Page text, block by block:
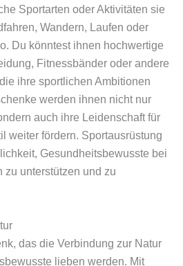
Sportarten oder Aktivitäten sie
Wandern, Laufen oder
Du könntest ihnen hochwertige
Fitnessbänder oder andere
ihre sportlichen Ambitionen
werden ihnen nicht nur
auch ihre Leidenschaft für
weiter fördern. Sportausrüstung
Gesundheitsbewusste bei
zu unterstützen und zu
das die Verbindung zur Natur
lieben werden. Mit